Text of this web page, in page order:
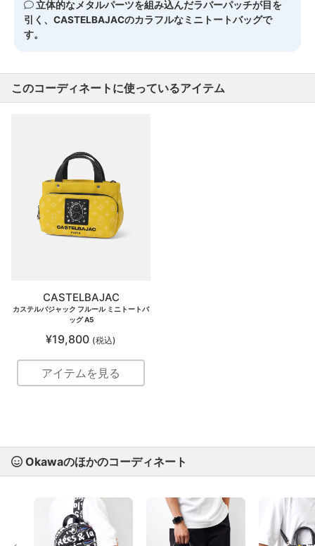
立体的なメタルパーツを組み込んだラバーパッチが目を
引く、CASTELBAJACのカラフルなミニトートバッグで
す。
このコーディネートに使っているアイテム
CASTELBAJAC
カステルバジャック フルール ミニトートバ
ッグ A5
¥19,800 (税込)
アイテムを見る
Okawaのほかのコーディネート